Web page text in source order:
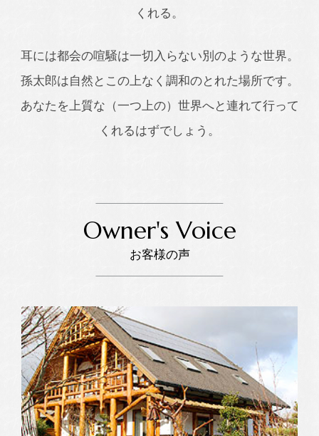
くれる。
耳には都会の喧騒は一切入らない別のような世界。
孫太郎は自然とこの上なく調和のとれた場所です。
あなたを上質な（一つ上の）世界へと連れて行って
くれるはずでしょう。
Owner's Voice
お客様の声